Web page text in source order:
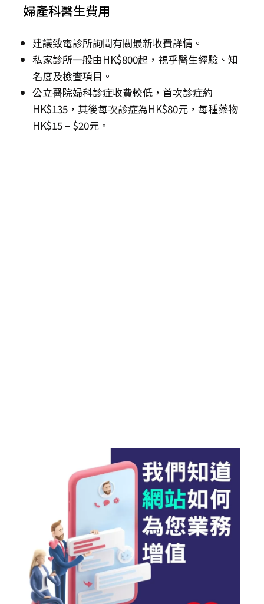
婦產科醫生費用
建議致電診所詢問有關最新收費詳情。
私家診所一般由HK$800起，視乎醫生經驗、知
名度及檢查項目。
公立醫院婦科診症收費較低，首次診症約
HK$135，其後每次診症為HK$80元，每種藥物
HK$15 – $20元。